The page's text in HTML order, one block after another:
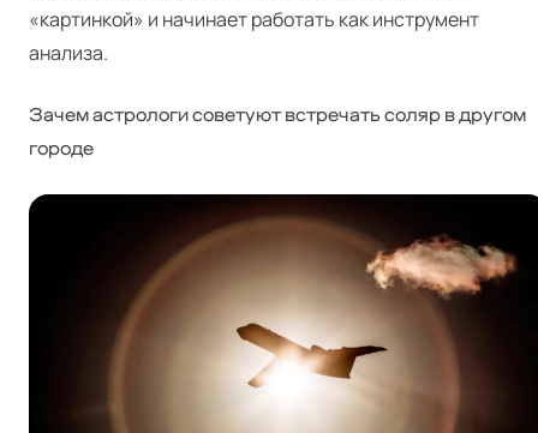
«картинкой» и начинает работать как инструмент
анализа.
Зачем астрологи советуют встречать соляр в другом
городе